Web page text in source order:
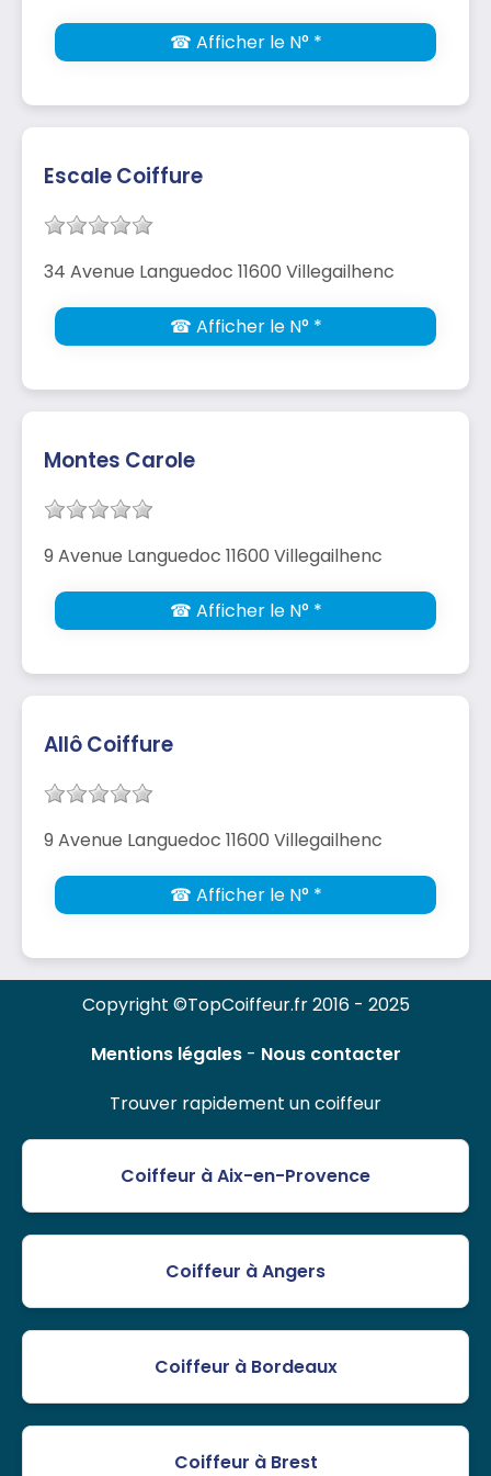
☎ Afficher le N° *
Escale Coiffure
34 Avenue Languedoc 11600 Villegailhenc
☎ Afficher le N° *
Montes Carole
9 Avenue Languedoc 11600 Villegailhenc
☎ Afficher le N° *
Allô Coiffure
9 Avenue Languedoc 11600 Villegailhenc
☎ Afficher le N° *
Copyright ©TopCoiffeur.fr 2016 - 2025
Mentions légales- Nous contacter
Trouver rapidement un coiffeur
Coiffeur à Aix-en-Provence
Coiffeur à Angers
Coiffeur à Bordeaux
Coiffeur à Brest